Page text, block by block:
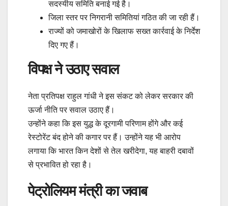
सदस्यीय समिति बनाई गई है।
जिला स्तर पर निगरानी समितियां गठित की जा रही हैं।
राज्यों को जमाखोरों के खिलाफ सख्त कार्रवाई के निर्देश
दिए गए हैं।
विपक्ष ने उठाए सवाल
नेता प्रतिपक्ष राहुल गांधी ने इस संकट को लेकर सरकार की
ऊर्जा नीति पर सवाल उठाए हैं।
उन्होंने कहा कि इस युद्ध के दूरगामी परिणाम होंगे और कई
रेस्टोरेंट बंद होने की कगार पर हैं। उन्होंने यह भी आरोप
लगाया कि भारत किन देशों से तेल खरीदेगा, यह बाहरी दबावों
से प्रभावित हो रहा है।
पेट्रोलियम मंत्री का जवाब